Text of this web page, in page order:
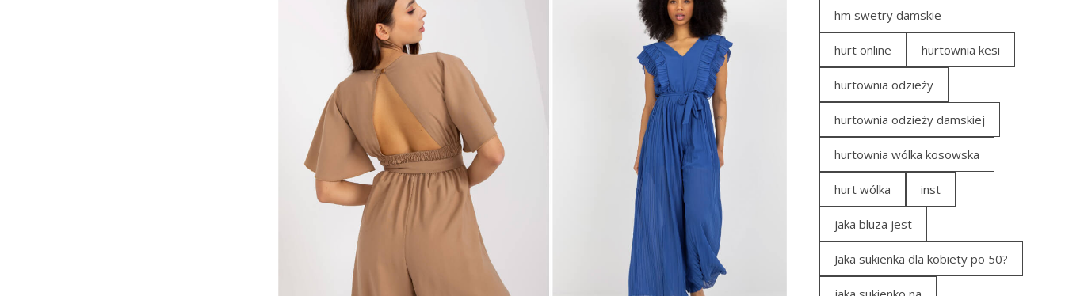
hm swetry damskie
hurt online hurtownia kesi
hurtownia odzieży
hurtownia odzieży damskiej
hurtownia wólka kosowska
hurt wólka inst
jaka bluza jest
Jaka sukienka dla kobiety po 50?